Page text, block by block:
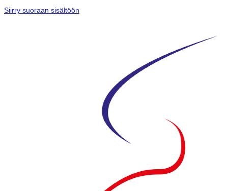
Siirry suoraan sisältöön